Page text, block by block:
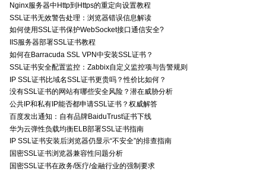
Nginx服务器中Http到Https的重定向设置教程
SSL证书无效警告处理：浏览器错误信息解读
如何使用SSL证书保护WebSocket接口通信安全?
IIS服务器部署SSL证书教程
如何在Barracuda SSL VPN中安装SSL证书？
SSL证书安全配置监控：Zabbix自定义监控项与告警规则
IP SSL证书比域名SSL证书更贵吗？性价比如何？
没有SSL证书的网站有哪些安全风险？潜在威胁分析
公共IP和私有IP能否都申请SSL证书？权威解答
百度发出通知：自有品牌BaiduTrust证书下线
华为云弹性负载均衡ELB部署SSL证书指南
IP SSL证书安装后浏览器仍显示“不安全”的排查指南
国密SSL证书浏览器兼容性问题分析
国密SSL证书在政务/医疗/金融行业的强制要求